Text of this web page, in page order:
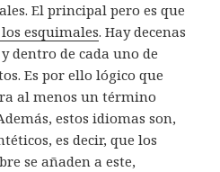
El principal pero es que
esquimales. Hay decenas
dentro de cada uno de
Es por ello lógico que
al menos un término
estos idiomas son,
es decir, que los
se añaden a este,